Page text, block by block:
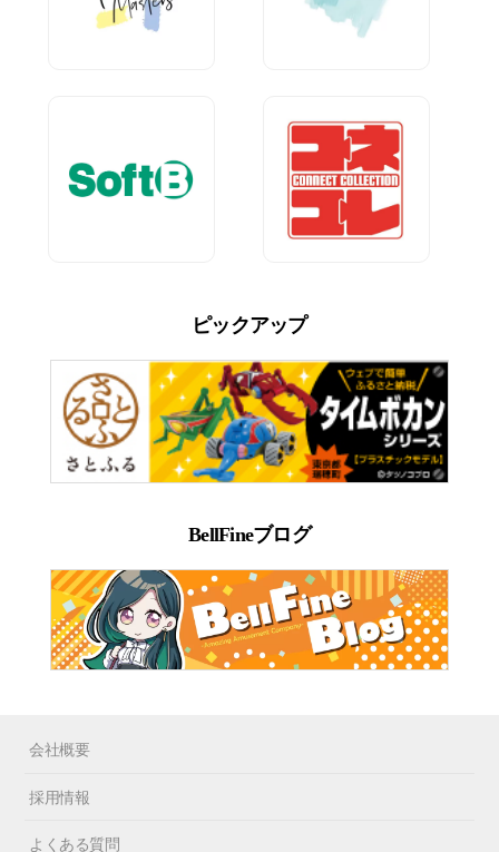
ピックアップ
BellFineブログ
会社概要
採用情報
よくある質問